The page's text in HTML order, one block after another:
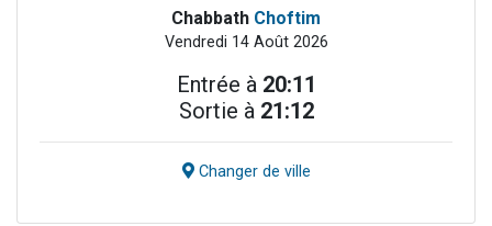
Chabbath Choftim
Vendredi 14 Août 2026
Entrée à 20:11
Sortie à 21:12
Changer de ville